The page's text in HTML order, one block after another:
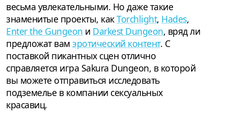
весьма увлекательными. Но даже такие
знаменитые проекты, какTorchlight, Hades,
Enter the Gungeon и Darkest Dungeon, вряд ли
предложат вам эротический контент. С
поставкой пикантных сцен отлично
справляется игра Sakura Dungeon, в которой
вы можете отправиться исследовать
подземелье в компании сексуальных
красавиц.